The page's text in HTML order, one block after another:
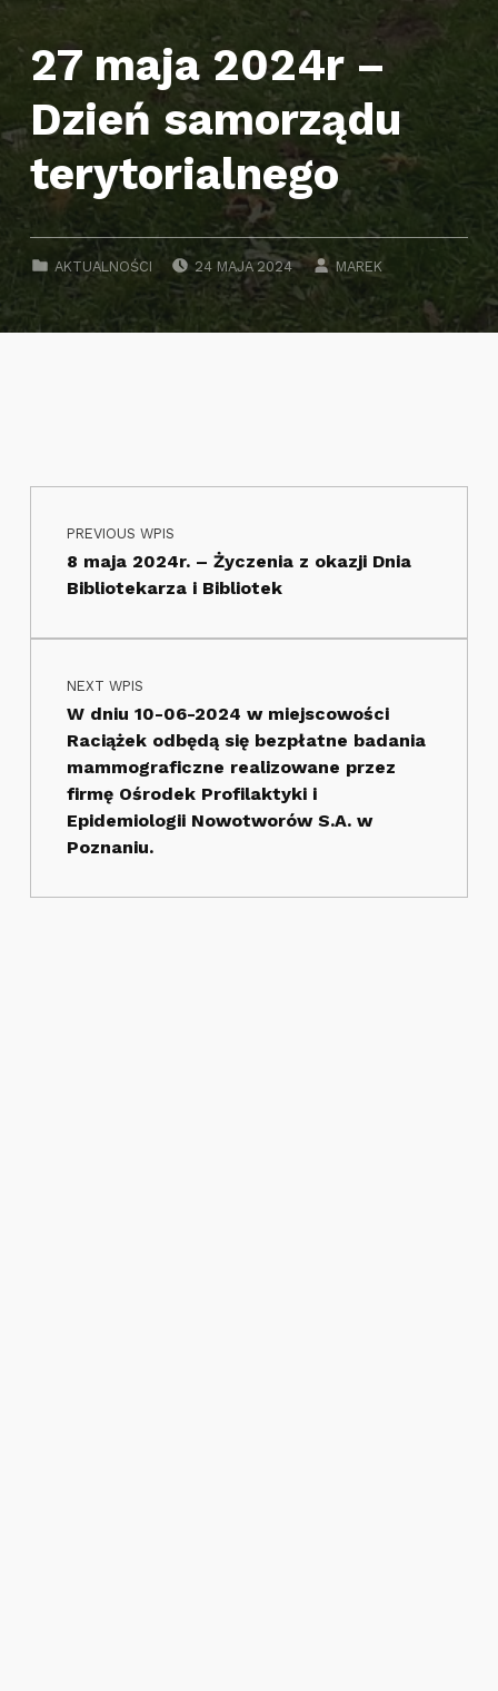
27 maja 2024r –
Dzień samorządu
terytorialnego
CATEGORIZED IN:
AKTUALNOŚCI
POSTED ON:
24 MAJA 2024
WRITTEN BY:
MAREK
Skip back to main navigation
Nawigacja wpisu
PREVIOUS WPIS
8 maja 2024r. – Życzenia z okazji Dnia
Bibliotekarza i Bibliotek
NEXT WPIS
W dniu 10-06-2024 w miejscowości
Raciążek odbędą się bezpłatne badania
mammograficzne realizowane przez
firmę Ośrodek Profilaktyki i
Epidemiologii Nowotworów S.A. w
Poznaniu.